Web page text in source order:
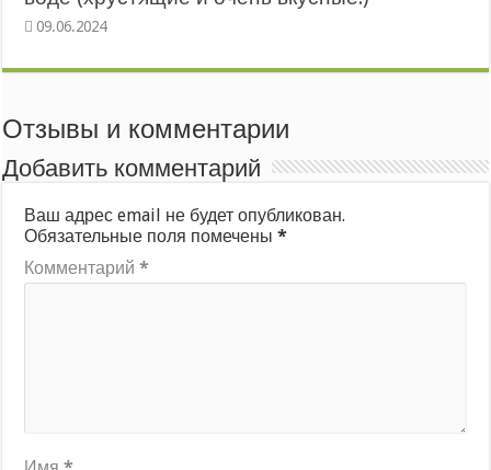
Отзывы и комментарии
Добавить комментарий
Ваш адрес email не будет опубликован.
Обязательные поля помечены*
Комментарий*